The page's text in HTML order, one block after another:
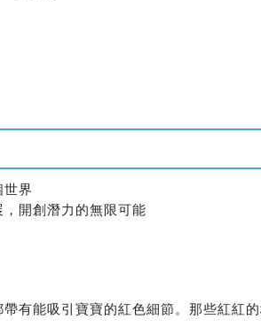
界
開創潛力的無限可能
有能吸引寶寶的紅色細節。那些紅紅